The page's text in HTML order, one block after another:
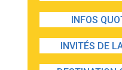
INFOS
INVITÉS DE